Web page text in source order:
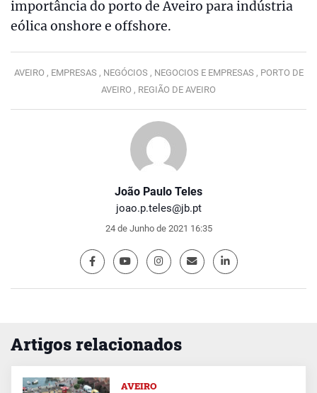
João Paulo Teles
joao.p.teles@jb.pt
24 de Junho de 2021 16:35
importância do porto de Aveiro para indústria
eólica onshore e offshore.
AVEIRO , EMPRESAS , NEGÓCIOS , NEGOCIOS E EMPRESAS , PORTO DE
AVEIRO , REGIÃO DE AVEIRO
Artigos relacionados
AVEIRO